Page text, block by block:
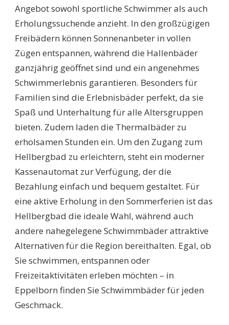
Angebot sowohl sportliche Schwimmer als auch
Erholungssuchende anzieht. In den großzügigen
Freibädern können Sonnenanbeter in vollen
Zügen entspannen, während die Hallenbäder
ganzjährig geöffnet sind und ein angenehmes
Schwimmerlebnis garantieren. Besonders für
Familien sind die Erlebnisbäder perfekt, da sie
Spaß und Unterhaltung für alle Altersgruppen
bieten. Zudem laden die Thermalbäder zu
erholsamen Stunden ein. Um den Zugang zum
Hellbergbad zu erleichtern, steht ein moderner
Kassenautomat zur Verfügung, der die
Bezahlung einfach und bequem gestaltet. Für
eine aktive Erholung in den Sommerferien ist das
Hellbergbad die ideale Wahl, während auch
andere nahegelegene Schwimmbäder attraktive
Alternativen für die Region bereithalten. Egal, ob
Sie schwimmen, entspannen oder
Freizeitaktivitäten erleben möchten – in
Eppelborn finden Sie Schwimmbäder für jeden
Geschmack.